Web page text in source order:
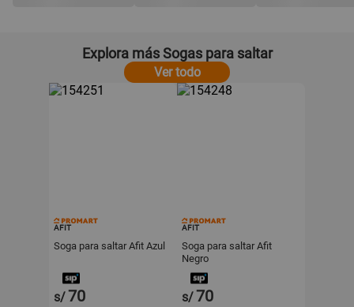
Explora más Sogas para saltar
Ver todo
AFIT
Soga para saltar Afit Azul
s/70
AFIT
Soga para saltar Afit
Negro
s/70